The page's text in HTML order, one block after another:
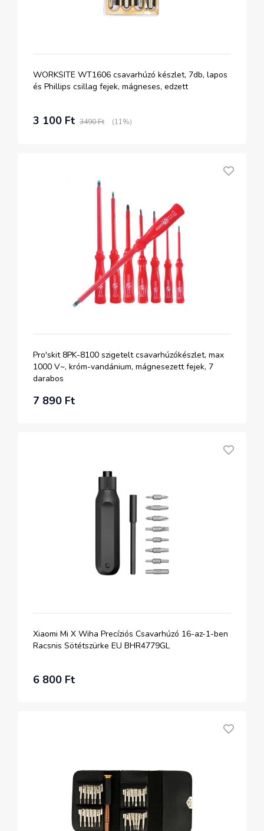
WORKSITE WT1606 csavarhúzó készlet, 7db, lapos
és Phillips csillag fejek, mágneses, edzett
3 100 Ft 3490 Ft (11%)
Pro'skit 8PK-8100 szigetelt csavarhúzókészlet, max
1000 V~, króm-vandánium, mágnesezett fejek, 7
darabos
7 890 Ft
Xiaomi Mi X Wiha Precíziós Csavarhúzó 16-az-1-ben
Racsnis Sötétszürke EU BHR4779GL
6 800 Ft